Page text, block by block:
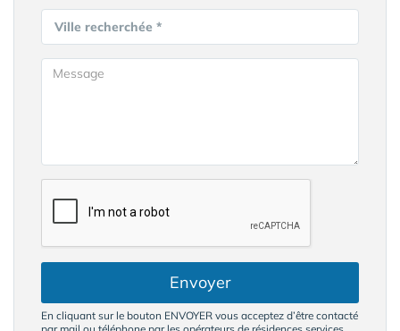
Ville recherchée *
Envoyer
En cliquant sur le bouton ENVOYER vous acceptez d’être contacté